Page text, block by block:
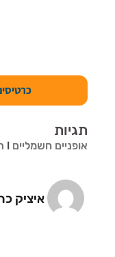
תגיות
אופניים חשמליים
איציק